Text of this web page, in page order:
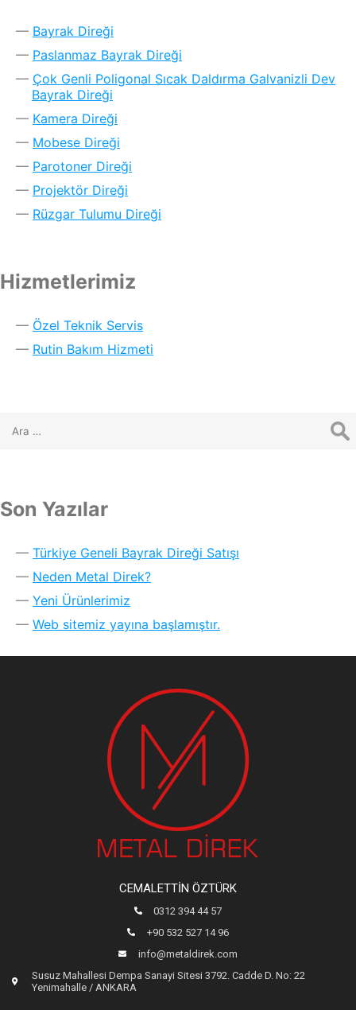
Bayrak Direği
Paslanmaz Bayrak Direği
Çok Genli Poligonal Sıcak Daldırma Galvanizli Dev
Bayrak Direği
Kamera Direği
Mobese Direği
Parotoner Direği
Projektör Direği
Rüzgar Tulumu Direği
Hizmetlerimiz
Özel Teknik Servis
Rutin Bakım Hizmeti
Son Yazılar
Türkiye Geneli Bayrak Direği Satışı
Neden Metal Direk?
Yeni Ürünlerimiz
Web sitemiz yayına başlamıştır.
CEMALETTIN ÖZTÜRK
0312 394 44 57
+90 532 527 14 96
info@metaldirek.com
Susuz Mahallesi Dempa Sanayi Sitesi 3792. Cadde D. No: 22
Yenimahalle / ANKARA